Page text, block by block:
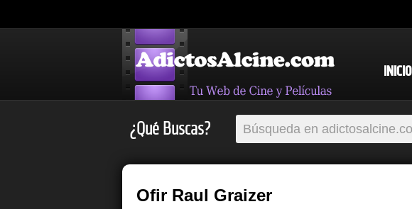
INICIO
¿Qué Buscas?
Ofir Raul Graizer